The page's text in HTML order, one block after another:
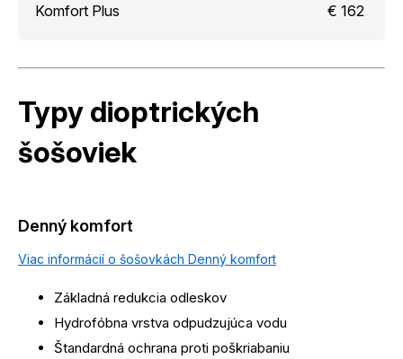
Komfort Plus
€ 162
Typy dioptrických
šošoviek
Denný komfort
Viac informácií o šošovkách Denný komfort
Základná redukcia odleskov
Hydrofóbna vrstva odpudzujúca vodu
Štandardná ochrana proti poškriabaniu